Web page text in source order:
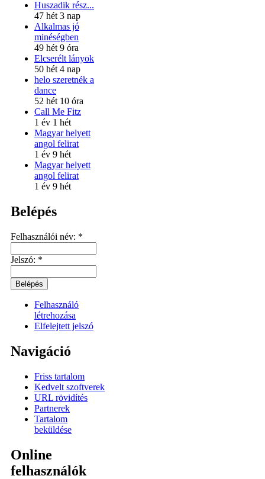
Huszadik rész...
47 hét 3 nap
Alkalmas jó
minéségben
49 hét 9 óra
Elcserélt lányok
50 hét 4 nap
helo szeretnék a
dance
52 hét 10 óra
Call Me Fitz
1 év 1 hét
Magyar helyett
angol felirat
1 év 9 hét
Magyar helyett
angol felirat
1 év 9 hét
Belépés
Felhasználói név: *
Jelszó: *
Felhasználó
létrehozása
Elfelejtett jelszó
Navigáció
Friss tartalom
Kedvelt szoftverek
URL rövidítés
Partnerek
Tartalom
beküldése
Online
felhasználók